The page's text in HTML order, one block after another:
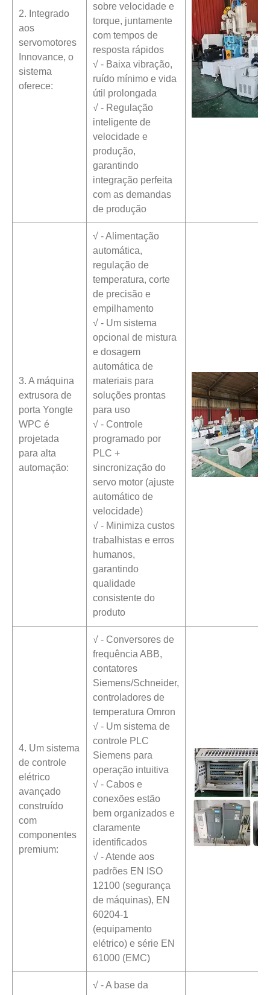
2. Integrado
aos
servomotores
Innovance, o
sistema
oferece:
sobre velocidade e
torque, juntamente
com tempos de
resposta rápidos
√ - Baixa vibração,
ruído mínimo e vida
útil prolongada
√ - Regulação
inteligente de
velocidade e
produção,
garantindo
integração perfeita
com as demandas
de produção
3. A máquina
extrusora de
porta Yongte
WPC é
projetada
para alta
automação:
√ - Alimentação
automática,
regulação de
temperatura, corte
de precisão e
empilhamento
√ - Um sistema
opcional de mistura
e dosagem
automática de
materiais para
soluções prontas
para uso
√ - Controle
programado por
PLC +
sincronização do
servo motor (ajuste
automático de
velocidade)
√ - Minimiza custos
trabalhistas e erros
humanos,
garantindo
qualidade
consistente do
produto
4. Um sistema
de controle
elétrico
avançado
construído
com
componentes
premium:
√ - Conversores de
frequência ABB,
contatores
Siemens/Schneider,
controladores de
temperatura Omron
√ - Um sistema de
controle PLC
Siemens para
operação intuitiva
√ - Cabos e
conexões estão
bem organizados e
claramente
identificados
√ - Atende aos
padrões EN ISO
12100 (segurança
de máquinas), EN
60204-1
(equipamento
elétrico) e série EN
61000 (EMC)
√ - A base da